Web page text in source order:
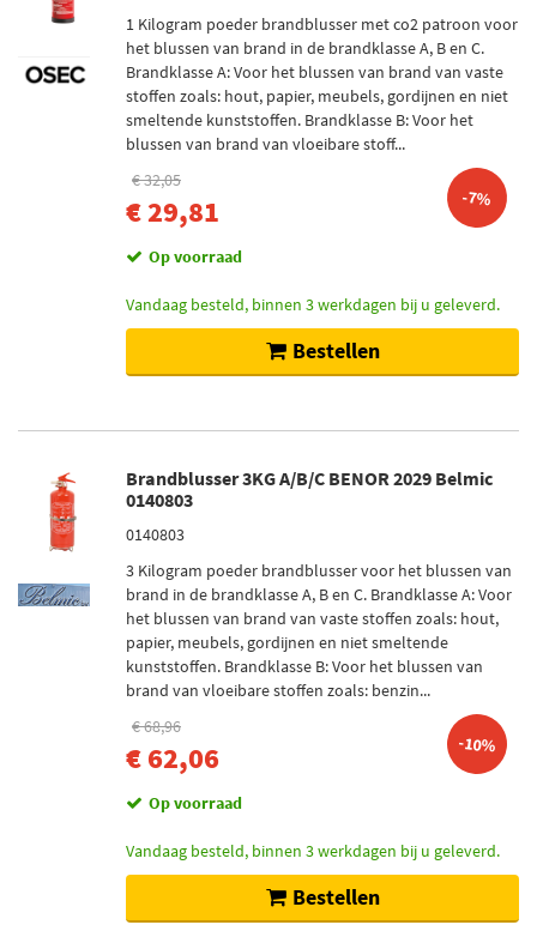
1 Kilogram poeder brandblusser met co2 patroon voor
het blussen van brand in de brandklasse A, B en C.
Brandklasse A: Voor het blussen van brand van vaste
stoffen zoals: hout, papier, meubels, gordijnen en niet
smeltende kunststoffen. Brandklasse B: Voor het
blussen van brand van vloeibare stoff...
€ 32,05
€ 29,81 -7%
Op voorraad
Vandaag besteld, binnen 3 werkdagen bij u geleverd.
Bestellen
Brandblusser 3KG A/B/C BENOR 2029 Belmic
0140803
0140803
3 Kilogram poeder brandblusser voor het blussen van
brand in de brandklasse A, B en C. Brandklasse A: Voor
het blussen van brand van vaste stoffen zoals: hout,
papier, meubels, gordijnen en niet smeltende
kunststoffen. Brandklasse B: Voor het blussen van
brand van vloeibare stoffen zoals: benzin...
€ 68,96
€ 62,06 -10%
Op voorraad
Vandaag besteld, binnen 3 werkdagen bij u geleverd.
Bestellen